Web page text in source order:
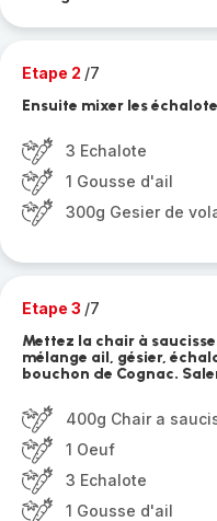
Etape 2 /7
Ensuite mixer les
3 Echalote
1 Gousse d'ail
300g Gesier de
Etape 3 /7
Mettez la chair à
mélange ail, gésier,
bouchon de Cognac.
400g Chair a
1 Oeuf
3 Echalote
1 Gousse d'ail